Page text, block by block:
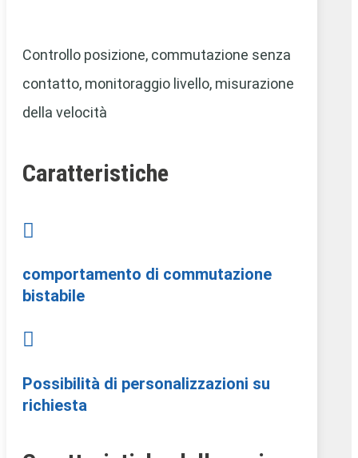
Controllo posizione, commutazione senza
contatto, monitoraggio livello, misurazione
della velocità
Caratteristiche

comportamento di commutazione
bistabile

Possibilità di personalizzazioni su
richiesta